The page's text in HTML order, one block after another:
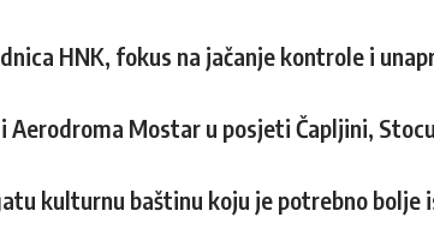
HNK, fokus na jačanje kontrole i
Mostar u posjeti Čapljini,
kulturnu baštinu koju je potrebno